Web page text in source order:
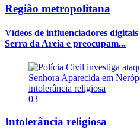
Região metropolitana
Vídeos de influenciadores
Serra da Areia e preocupam...
03
Intolerância religiosa